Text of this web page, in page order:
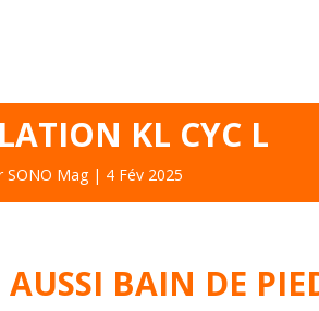
KL CYC L
SONO Mag| 4 Fév 2025
BAIN DE